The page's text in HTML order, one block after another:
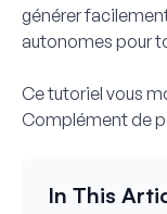
générer
autonomes pour
Ce tutoriel vous
Complément de